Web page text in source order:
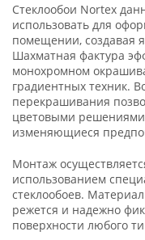
Стеклообои Nortex
использовать для
помещении, создавая
Шахматная фактура
монохромном
градиентных техник.
перекрашивания
цветовыми
изменяющиеся
Монтаж
использованием
стеклообоев.
режется и надежно
поверхности любого